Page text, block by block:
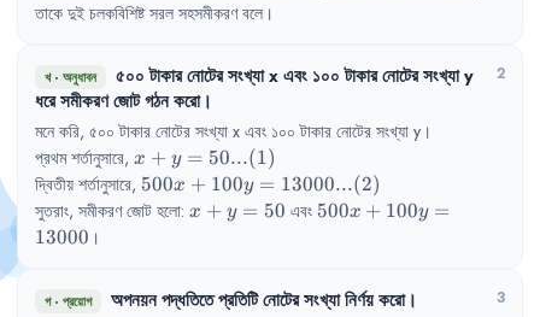
তাকে দুই চলকবিশিষ্ট সরল সহসমীকরণ বলে ।
খ· অনুধাবন ৫০০ টাকারনোটেরসংখ্যাxএবং ১০০ টাকারনোটেরসংখ্যাy
ধরেসমীকরণজোটগঠনকরো।
2
মনে করি, ৫০০ টাকার নোটের সংখ্যা x এবং ১০০ টাকার নোটের সংখ্যা y ।
প্রথম শর্তানুসারে, x+y=50
...(1)
x + y = 50...(1)
দ্বিতীয় শর্তানুসারে, 500x+100y=13000
...(2)
500x + 100y = 13000...(2)
সুতরাং, সমীকরণ জোট হলো: x+y=50
x + y = 50 এবং 500x+100y=13000
500x + 100y =
13000 ।
গ· প্রয়োগ অপনয়নপদ্ধতিতেপ্রতিটিনোটেরসংখ্যানির্ণয়করো। 3